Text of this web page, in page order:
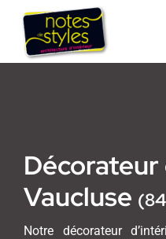
Passer
contenu
Décorateur
Vaucluse
Notre décorateur